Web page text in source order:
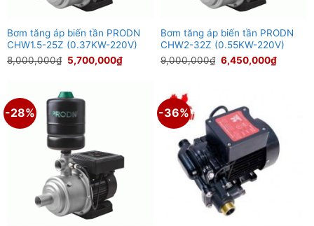
Bơm tăng áp biến tần PRODN
CHW1.5-25Z (0.37KW-220V)
8,000,000₫ Giá
gốc
5,700,000₫Giá
5,700,000₫.
Bơm tăng áp biến tần PRODN
CHW2-32Z (0.55KW-220V)
9,000,000₫ Giá
gốc
6,450,000₫Giá
-28% -36%